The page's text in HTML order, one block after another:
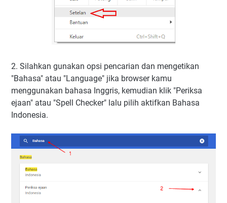
2. Silahkan gunakan opsi pencarian dan mengetikan
"Bahasa" atau "Language" jika browser kamu
menggunakan bahasa Inggris, kemudian klik "Periksa
ejaan" atau "Spell Checker" lalu pilih aktifkan Bahasa
Indonesia.